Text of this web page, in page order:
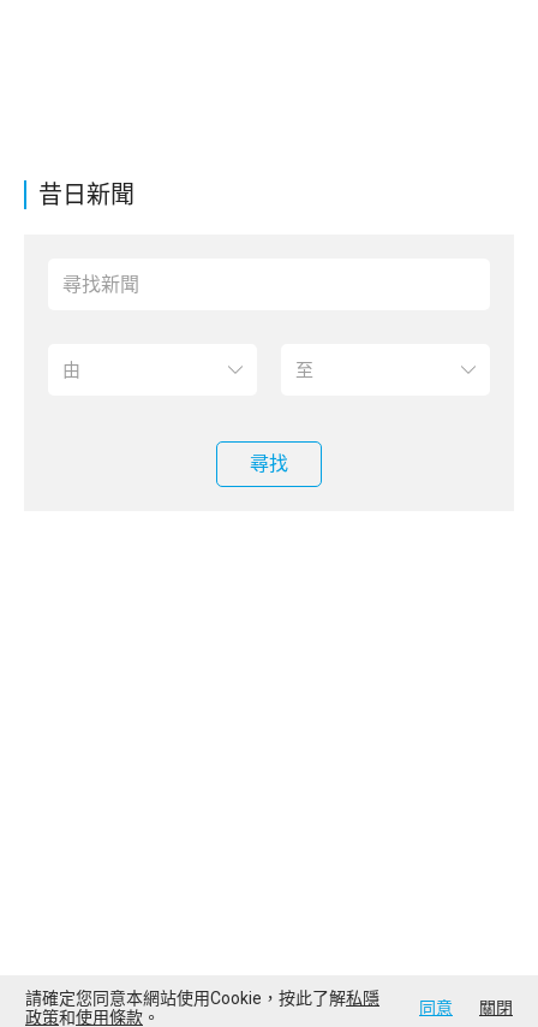
昔日新聞
尋找
請確定您同意本網站使用Cookie，按此了解私隱
政策和使用條款 。 同意 關閉